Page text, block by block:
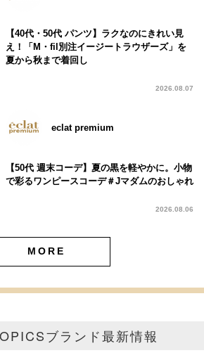
【40代・50代 パンツ】ラクなのにきれい見
え！「M・fil別注イージートラウザーズ」を
夏から秋まで着回し
2026.08.07
eclat premium
【50代 週末コーデ】夏の黒を軽やかに。小物
で彩るワンピースコーデ＃Jマダムのおしゃれ
2026.08.06
MORE
ブランド最新情報